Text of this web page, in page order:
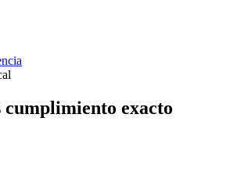
cumplimiento exacto